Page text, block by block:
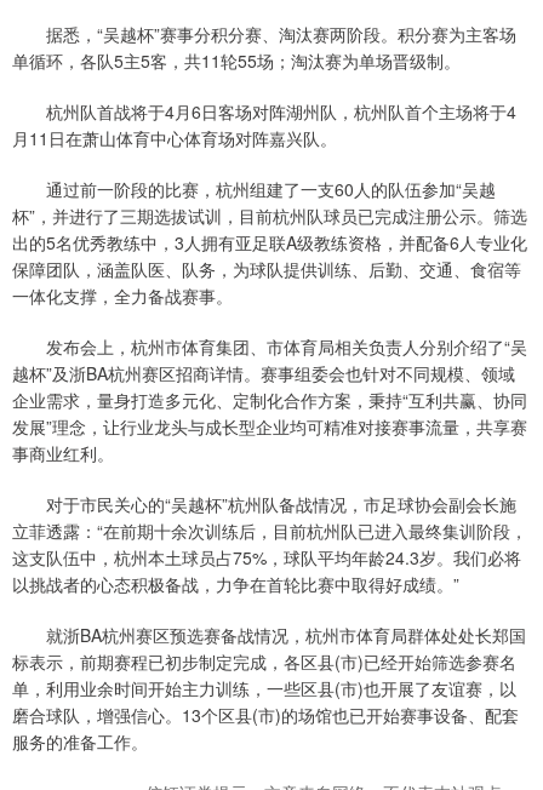
据悉，“吴越杯”赛事分积分赛、淘汰赛两阶段。积分赛为主客场
单循环，各队5主5客，共11轮55场；淘汰赛为单场晋级制。
杭州队首战将于4月6日客场对阵湖州队，杭州队首个主场将于4
月11日在萧山体育中心体育场对阵嘉兴队。
通过前一阶段的比赛，杭州组建了一支60人的队伍参加“吴越
杯”，并进行了三期选拔试训，目前杭州队球员已完成注册公示。筛选
出的5名优秀教练中，3人拥有亚足联A级教练资格，并配备6人专业化
保障团队，涵盖队医、队务，为球队提供训练、后勤、交通、食宿等
一体化支撑，全力备战赛事。
发布会上，杭州市体育集团、市体育局相关负责人分别介绍了“吴
越杯”及浙BA杭州赛区招商详情。赛事组委会也针对不同规模、领域
企业需求，量身打造多元化、定制化合作方案，秉持“互利共赢、协同
发展”理念，让行业龙头与成长型企业均可精准对接赛事流量，共享赛
事商业红利。
对于市民关心的“吴越杯”杭州队备战情况，市足球协会副会长施
立菲透露：“在前期十余次训练后，目前杭州队已进入最终集训阶段，
这支队伍中，杭州本土球员占75%，球队平均年龄24.3岁。我们必将
以挑战者的心态积极备战，力争在首轮比赛中取得好成绩。”
就浙BA杭州赛区预选赛备战情况，杭州市体育局群体处处长郑国
标表示，前期赛程已初步制定完成，各区县(市)已经开始筛选参赛名
单，利用业余时间开始主力训练，一些区县(市)也开展了友谊赛，以
磨合球队，增强信心。13个区县(市)的场馆也已开始赛事设备、配套
服务的准备工作。